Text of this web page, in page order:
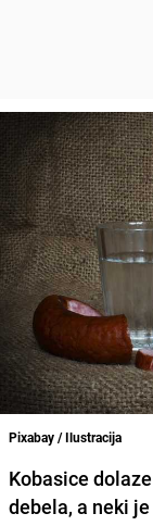
Pixabay / Ilustracija
Kobasice
debela, a neki